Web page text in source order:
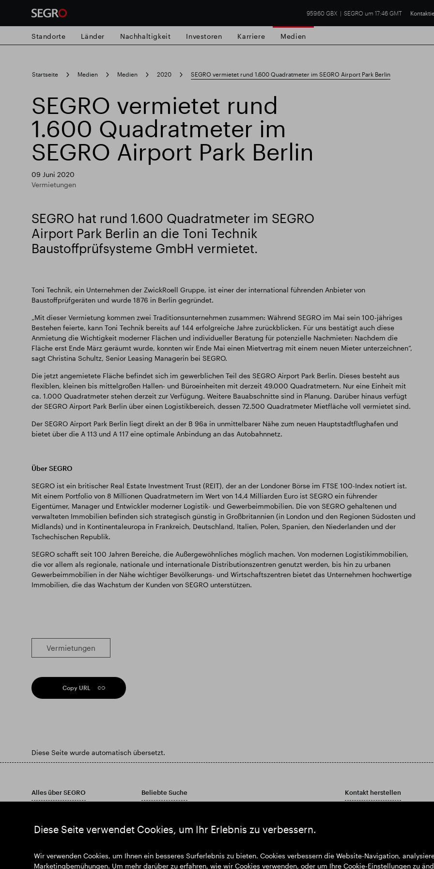
959.60 GBX SEGRO um 17:46 GMT
search
for
Popular search
Verantwortlich SEGRO Slough Handelsgut Finanzielle Ergebnisse
Standorte Länder Nachhaltigkeit Investoren Karriere Medien
Diese Seite verwendet Cookies, um Ihr Erlebnis zu verbessern.
Wir verwenden Cookies, um Ihnen ein besseres Surferlebnis zu bieten. Cookies verbessern die Website-Navigation,
Marketingbemühungen. Um mehr darüber zu erfahren, wie wir Cookies verwenden, oder um Ihre Cookie-Einstellungen zu
Startseite Medien Medien 2020 SEGRO vermietet rund 1.600 Quadratmeter im SEGRO Airport Park Berlin
SEGRO vermietet rund
1.600 Quadratmeter im
SEGRO Airport Park Berlin
09 Juni 2020
Vermietungen
SEGRO hat rund 1.600 Quadratmeter im SEGRO
Airport Park Berlin an die Toni Technik
Baustoffprüfsysteme GmbH vermietet.
Toni Technik, ein Unternehmen der ZwickRoell Gruppe, ist einer der international führenden Anbieter von
Baustoffprüfgeräten und wurde 1876 in Berlin gegründet.
„Mit dieser Vermietung kommen zwei Traditionsunternehmen zusammen: Während SEGRO im Mai sein 100-jähriges
Bestehen feierte, kann Toni Technik bereits auf 144 erfolgreiche Jahre zurückblicken. Für uns bestätigt auch diese
Anmietung die Wichtigkeit moderner Flächen und individueller Beratung für potenzielle Nachmieter: Nachdem die
Fläche erst Ende März geräumt wurde, konnten wir Ende Mai einen Mietvertrag mit einem neuen Mieter unterzeichnen“,
sagt Christina Schultz, Senior Leasing Managerin bei SEGRO.
Die jetzt angemietete Fläche befindet sich im gewerblichen Teil des SEGRO Airport Park Berlin. Dieses besteht aus
flexiblen, kleinen bis mittelgroßen Hallen- und Büroeinheiten mit derzeit 49.000 Quadratmetern. Nur eine Einheit mit
ca. 1.000 Quadratmeter stehen derzeit zur Verfügung. Weitere Bauabschnitte sind in Planung. Darüber hinaus verfügt
der SEGRO Airport Park Berlin über einen Logistikbereich, dessen 72.500 Quadratmeter Mietfläche voll vermietet sind.
Der SEGRO Airport Park Berlin liegt direkt an der B 96a in unmittelbarer Nähe zum neuen Hauptstadtflughafen und
bietet über die A 113 und A 117 eine optimale Anbindung an das Autobahnnetz.
Über SEGRO
SEGRO ist ein britischer Real Estate Investment Trust (REIT), der an der Londoner Börse im FTSE 100-Index notiert ist.
Mit einem Portfolio von 8 Millionen Quadratmetern im Wert von 14,4 Milliarden Euro ist SEGRO ein führender
Eigentümer, Manager und Entwickler moderner Logistik- und Gewerbeimmobilien. Die von SEGRO gehaltenen und
verwalteten Immobilien befinden sich strategisch günstig in Großbritannien (in London und den Regionen Südosten und
Midlands) und in Kontinentaleuropa in Frankreich, Deutschland, Italien, Polen, Spanien, den Niederlanden und der
Tschechischen Republik.
SEGRO schafft seit 100 Jahren Bereiche, die Außergewöhnliches möglich machen. Von modernen Logistikimmobilien,
die vor allem als regionale, nationale und internationale Distributionszentren genutzt werden, bis hin zu urbanen
Gewerbeimmobilien in der Nähe wichtiger Bevölkerungs- und Wirtschaftszentren bietet das Unternehmen hochwertige
Immobilien, die das Wachstum der Kunden von SEGRO unterstützen.
Vermietungen
Copy URL
Diese Seite wurde automatisch übersetzt.
Alles über SEGRO
Einblicke
Begleiten Sie uns
Beliebte Suche
Laden Sie unseren Jahresbericht und Jahresabschluss herunter
Kontakt herstellen